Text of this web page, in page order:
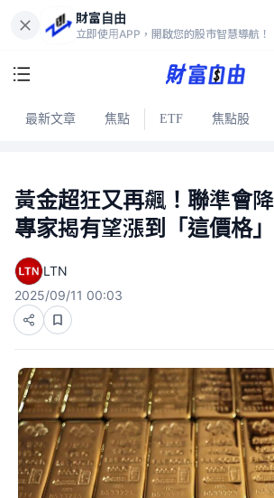
財富自由
立即使用APP，開啟您的股市智慧導航！
最新文章 焦點 ETF 焦點股
黃金超狂又再飆！聯準會
專家揭有望漲到「這價格」
LTN
2025/09/11 00:03